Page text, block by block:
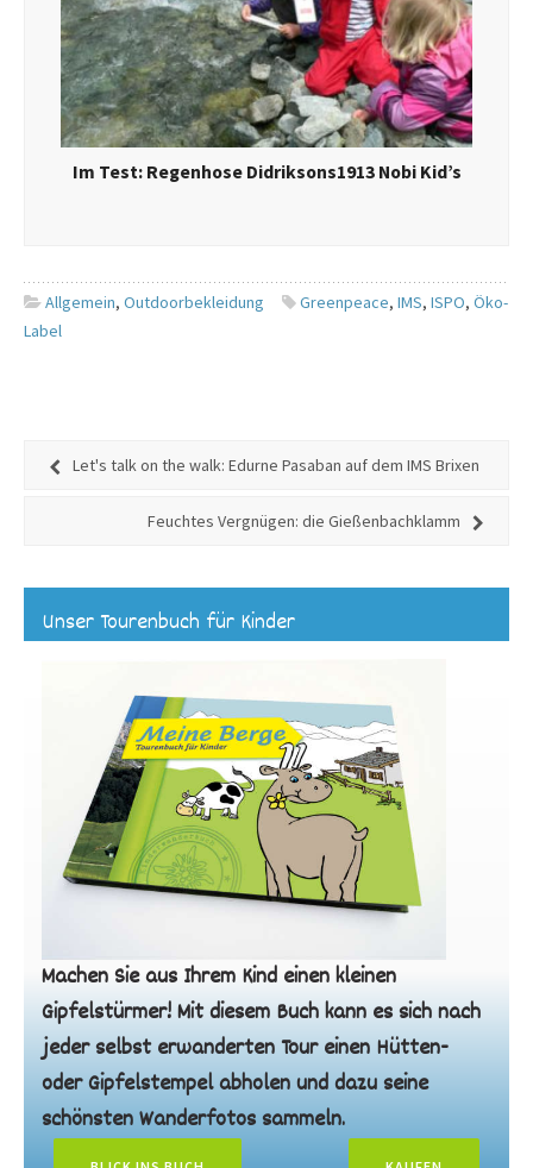
Im Test: Regenhose Didriksons1913 Nobi Kid’s
Allgemein, Outdoorbekleidung Greenpeace, IMS, ISPO, Öko-
Label
Let's talk on the walk: Edurne Pasaban auf dem IMS Brixen
Feuchtes Vergnügen: die Gießenbachklamm
Unser Tourenbuch für Kinder
Machen Sie aus Ihrem Kind einen kleinen
Gipfelstürmer! Mit diesem Buch kann es sich nach
jeder selbst erwanderten Tour einen Hütten-
oder Gipfelstempel abholen und dazu seine
schönsten Wanderfotos sammeln.